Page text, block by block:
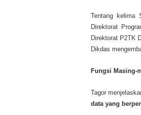
Tentang kelima
Direktorat
Direktorat P2TK
Dikdas
Fungsi Masing-
Tagor
data yang